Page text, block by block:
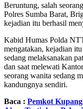
Beruntung, salah
Polres Sumba Barat,
kejadian itu berhasil
Kabid Humas Polda
mengatakan, kejadian
sedang melaksanakan
dan saat melewati
seorang wanita sedang
kandungnya sendiri.
Baca : Pemkot